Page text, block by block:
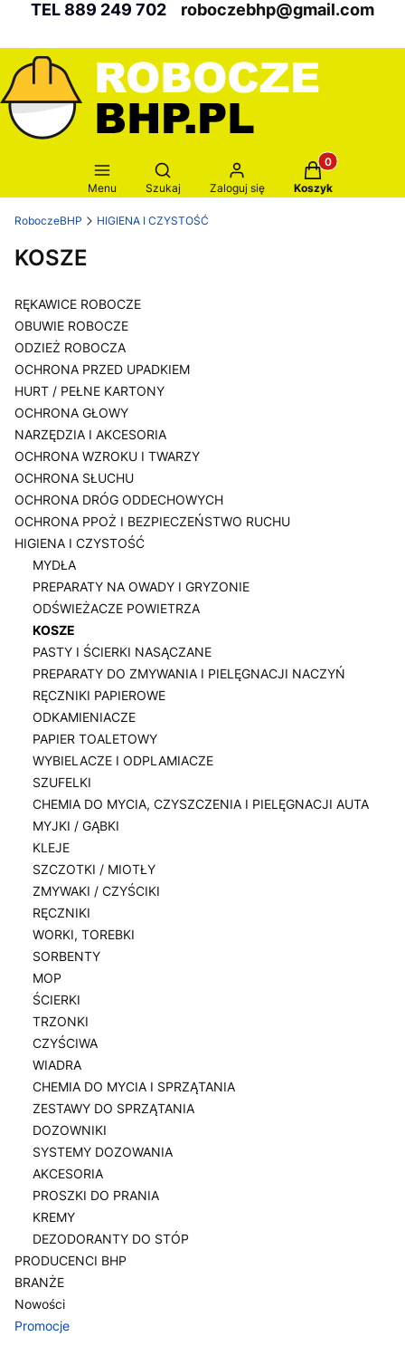
TEL 889 249 702 roboczebhp@gmail.com
Menu
Otwórz wyszukiwarkę
Szukaj Zaloguj się
Produkty w
Koszyk
RoboczeBHP HIGIENA I CZYSTOŚĆ
KOSZE
RĘKAWICE ROBOCZE
OBUWIE ROBOCZE
ODZIEŻ ROBOCZA
OCHRONA PRZED UPADKIEM
HURT / PEŁNE KARTONY
OCHRONA GŁOWY
NARZĘDZIA I AKCESORIA
OCHRONA WZROKU I TWARZY
OCHRONA SŁUCHU
OCHRONA DRÓG ODDECHOWYCH
OCHRONA PPOŻ I BEZPIECZEŃSTWO RUCHU
HIGIENA I CZYSTOŚĆ
MYDŁA
PREPARATY NA OWADY I GRYZONIE
ODŚWIEŻACZE POWIETRZA
KOSZE
PASTY I ŚCIERKI NASĄCZANE
PREPARATY DO ZMYWANIA I PIELĘGNACJI NACZYŃ
RĘCZNIKI PAPIEROWE
ODKAMIENIACZE
PAPIER TOALETOWY
WYBIELACZE I ODPLAMIACZE
SZUFELKI
CHEMIA DO MYCIA, CZYSZCZENIA I PIELĘGNACJI AUTA
MYJKI / GĄBKI
KLEJE
SZCZOTKI / MIOTŁY
ZMYWAKI / CZYŚCIKI
RĘCZNIKI
WORKI, TOREBKI
SORBENTY
MOP
ŚCIERKI
TRZONKI
CZYŚCIWA
WIADRA
CHEMIA DO MYCIA I SPRZĄTANIA
ZESTAWY DO SPRZĄTANIA
DOZOWNIKI
SYSTEMY DOZOWANIA
AKCESORIA
PROSZKI DO PRANIA
KREMY
DEZODORANTY DO STÓP
PRODUCENCI BHP
BRANŻE
Nowości
Promocje